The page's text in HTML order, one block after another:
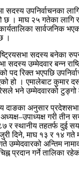
सदस्य उपनिर्वाचनका
छ । माघ २५ गतेका लागि
सार्वजनिक
।
सदस्य बनेका
सदस्य उम्मेदवार बन्न
पद रिक्त भएपछि
हो । एमालेबाट कुमार
भने उम्मेदवारको
दाङका अनुसार
गरी तीन
र स्थानीय तहतर्फ दुई
दिने, माघ १३ र १४
उम्मेदवारको अन्तिम
प्रदान गर्ने तालिका